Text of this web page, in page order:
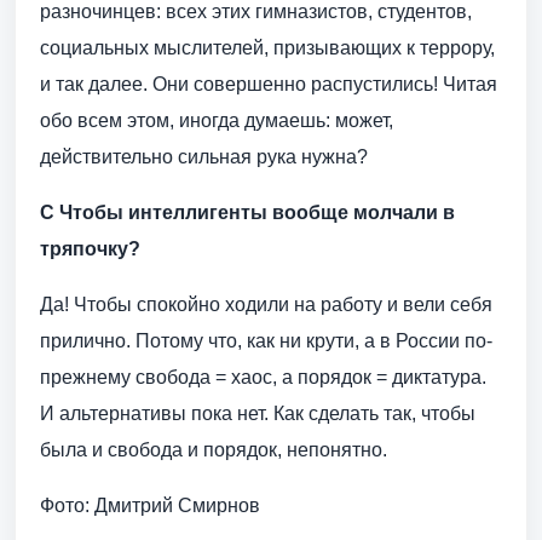
разночинцев: всех этих гимназистов, студентов,
социальных мыслителей, призывающих к террору,
и так далее. Они совершенно распустились! Читая
обо всем этом, иногда думаешь: может,
действительно сильная рука нужна?
С Чтобы интеллигенты вообще молчали в
тряпочку?
Да! Чтобы спокойно ходили на работу и вели себя
прилично. Потому что, как ни крути, а в России по-
прежнему свобода = хаос, а порядок = диктатура.
И альтернативы пока нет. Как сделать так, чтобы
была и свобода и порядок, непонятно.
Фото: Дмитрий Смирнов